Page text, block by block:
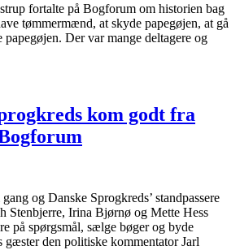
fortalte på Bogforum om historien bag
tømmermænd, at skyde papegøjen, at gå
papegøjen. Der var mange deltagere og
kom godt fra
og Danske Sprogkreds’ standpassere
Stenbjerre, Irina Bjørnø og Mette Hess
på spørgsmål, sælge bøger og byde
gæster den politiske kommentator Jarl